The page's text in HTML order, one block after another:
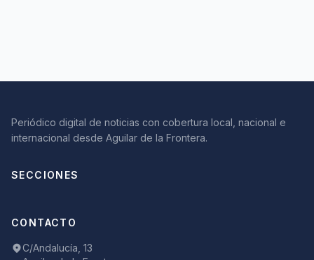
Periódico digital de noticias con cobertura local, nacional e
internacional desde Aguilar de la Frontera.
SECCIONES
CONTACTO
C/Andalucía, 13